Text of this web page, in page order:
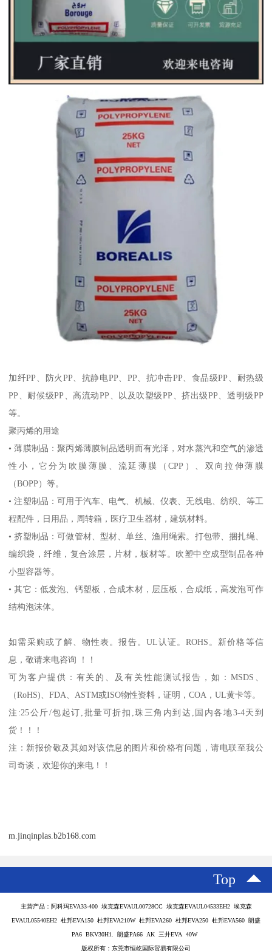
加纤PP 、防火 PP 、抗静电PP PP 、抗冲击PP 、食品级PP 、耐热级
PP 、耐候级PP 、高流动PP 、以及吹塑级PP 、挤出级PP 、透明级PP
等。
聚丙烯的用途
•薄膜制品：聚丙烯薄膜制品透明而有光泽，对水蒸汽和空气的渗透
性小，它分为吹膜薄膜、流延薄膜（CPP ）、双向拉伸薄膜
（BOPP ）等。
•注塑制品：可用于汽车、电气、机械、仪表、无线电、纺织、等工
程配件，日用品，周转箱，医疗卫生器材，建筑材料。
•挤塑制品：可做管材、型材、单丝、渔用绳索。打包带、捆扎绳、
编织袋，纤维，复合涂层，片材，板材等。吹塑中空成型制品各种
小型容器等。
•其它：低发泡、钙塑板，合成木材，层压板，合成纸，高发泡可作
结构泡沫体。
如需采购或了解、物性表。报告。 UL认证。ROHS 。新价格等信
息，敬请来电咨询 ！！
可为客户提供：有关的、及有关性能测试报告，如： MSDS
（RoHS) 、FDA ASTM或ISO物性资料，证明，COA ，UL黄卡等。
注 :25公斤/包起订 批量可折扣 珠三角内到达 国内各地3-4天到
货！！！
注：新报价敬及其如对该信息的图片和价格有问题，请电联至我公
司奇谈，欢迎你的来电！！
m.jinqinplas.b2b168.com
Top
主营产品：阿科玛EVA33-400 埃克森EVAUL00728CC 埃克森EVAUL04533EH2 埃克森
EVAUL05540EH2 杜邦EVA150 杜邦EVA210W 杜邦EVA260 杜邦EVA250 杜邦EVA560 朗盛
PA6 BKV30H1. 朗盛PA66 AK 三井EVA 40W
版权所有：东莞市恒屹国际贸易有限公司